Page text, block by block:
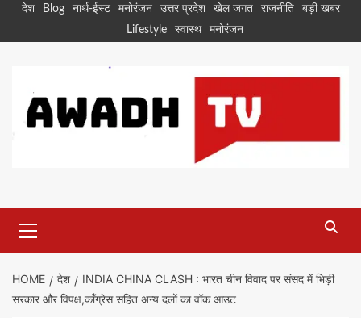
Skipदेश Blog नार्थ-ईस्ट मनोरंजन उत्तर प्रदेश खेल जगत राजनीति
बड़ी खबर
Lifestyle
स्वास्थ मनोरंजन
Menu
HOME देश
INDIA CHINA CLASH : भारत चीन विवाद पर संसद में भिड़ी
सरकार और विपक्ष,कॉंग्रेस सहित अन्य दलों का वॉक आउट